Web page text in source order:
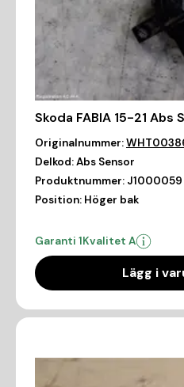
Skoda FABIA 15-21 Abs
Originalnummer:
Delkod:Abs Sensor
Produktnummer: J1000059
Position: Höger bak
Garanti 1Kvalitet A
Lägg i